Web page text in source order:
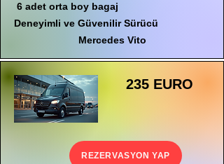
6 adet orta boy bagaj
Deneyimli ve Güvenilir Sürücü
Mercedes Vito
235 EURO
REZERVASYON YAP